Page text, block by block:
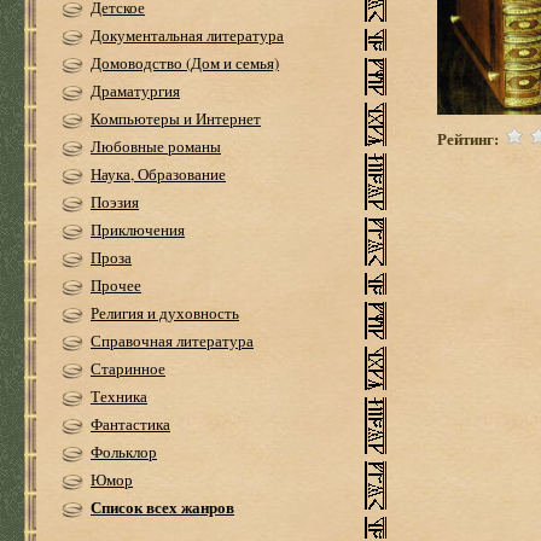
Детское
Документальная литература
Домоводство (Дом и семья)
Драматургия
Компьютеры и Интернет
Любовные романы
Наука, Образование
Поэзия
Приключения
Проза
Прочее
Религия и духовность
Справочная литература
Старинное
Техника
Фантастика
Фольклор
Юмор
Список всех жанров
Рейтинг: